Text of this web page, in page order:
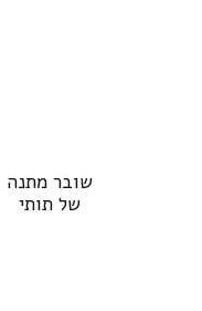
שובר מתנה
של תותי